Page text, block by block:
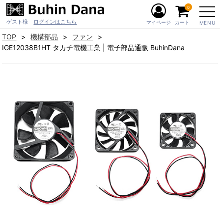
ゲスト様 ログインはこちら MENU
マイページ カート
0
TOP 機構部品
ファン
IGE12038B1HT タカチ電機工業 | 電子部品通販 BuhinDana